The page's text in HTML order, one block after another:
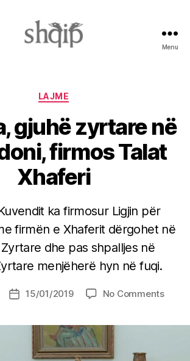
Menu
Categories
LAJME
gjuhë zyrtare në
firmos Talat
Xhaferi
ka firmosur Ligjin për
firmën e Xhaferit dërgohet në
dhe pas shpalljes në
menjëherë hyn në fuqi.
Post15/01/2019 No Commentson